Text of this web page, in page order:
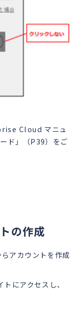
Cloud マニュ
ド」（P39）をご
の作成
らアカウントを作成
にアクセスし、